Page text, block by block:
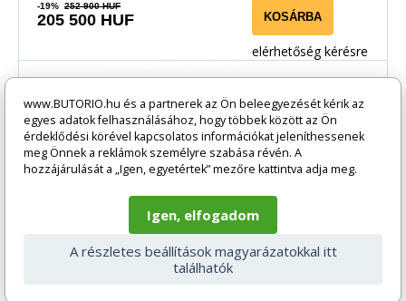
-19% 252 900 HUF
205 500 HUF KOSÁRBA
elérhetőség kérésre
-19%
www.BUTORIO.hu és a partnerek az Ön beleegyezését kérik az
egyes adatok felhasználásához, hogy többek között az Ön
érdeklődési körével kapcsolatos információkat jeleníthessenek
meg Önnek a reklámok személyre szabása révén. A
hozzájárulását a „Igen, egyetértek” mezőre kattintva adja meg.
Igen, elfogadom
A részletes beállítások magyarázatokkal itt
találhatók